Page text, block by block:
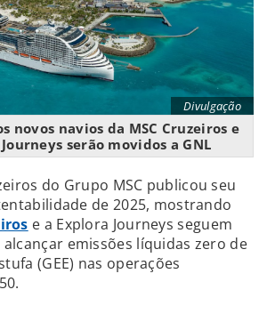
Divulgação
novos navios da MSC Cruzeiros e
serão movidos a GNL
do Grupo MSC publicou seu
de 2025, mostrando
e a Explora Journeys seguem
emissões líquidas zero de
(GEE) nas operações